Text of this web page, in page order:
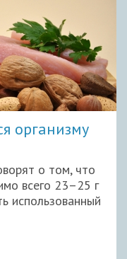
организму
о том, что
всего 23–25 г
использованный